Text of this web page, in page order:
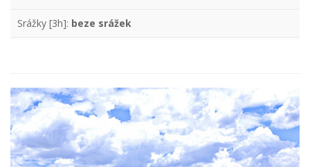
Srážky [3h]: beze srážek